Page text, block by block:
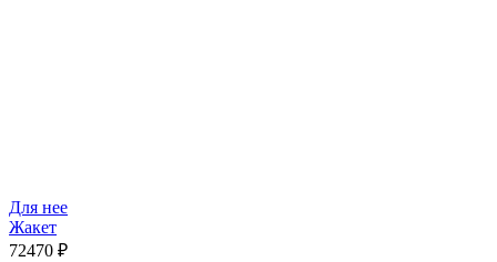
Для нее
Жакет
72470 ₽